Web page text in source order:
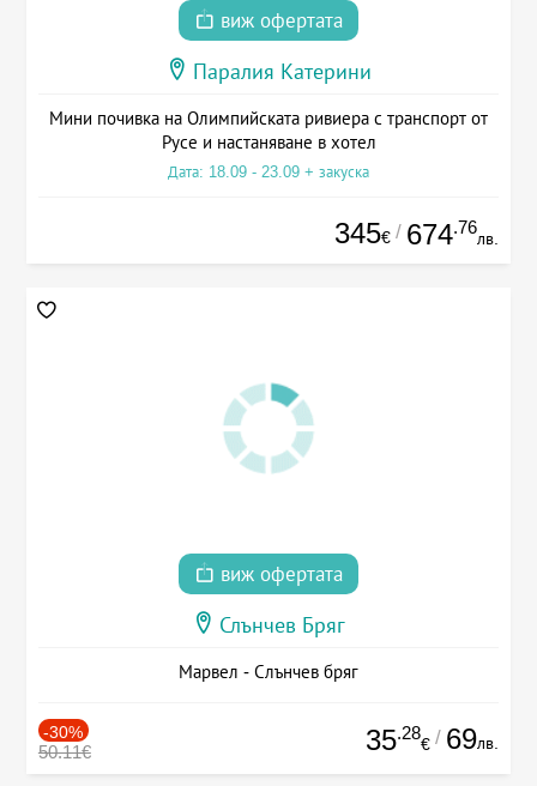
виж офертата
Паралия Катерини
Мини почивка на Олимпийската ривиера с транспорт от
Русе и настаняване в хотел
Дата: 18.09 - 23.09 + закуска
345€ / 674.76
лв.
виж офертата
Слънчев Бряг
Марвел - Слънчев бряг
-30%
50.11€ 35.28
€ / 69лв.